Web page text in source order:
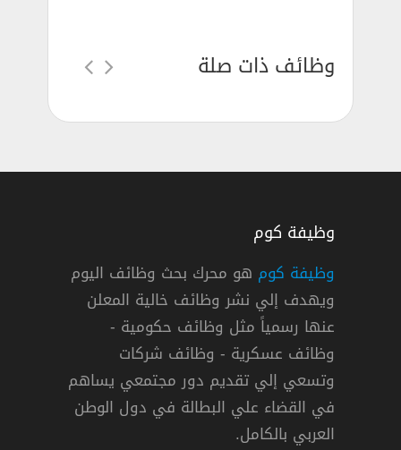
وظائف ذات صلة
ايكوم للاستشارات الهندسية في قطر
دوام كامل
وظيفة كوم
وظيفة كوم هو محرك بحث وظائف اليوم
ويهدف إلي نشر وظائف خالية المعلن
عنها رسمياً مثل وظائف حكومية -
وظائف عسكرية - وظائف شركات
وتسعي إلي تقديم دور مجتمعي يساهم
في القضاء علي البطالة في دول الوطن
العربي بالكامل.